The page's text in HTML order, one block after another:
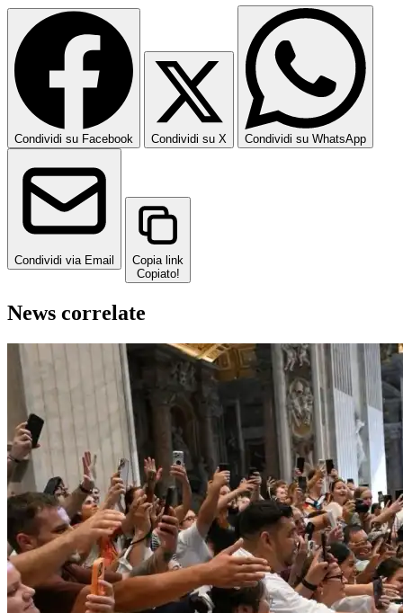
Condividi su Facebook Condividi su X Condividi su WhatsApp
Condividi via Email
Copia link
Copiato!
News correlate